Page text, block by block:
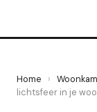
Home ›
lichtsfeer in je